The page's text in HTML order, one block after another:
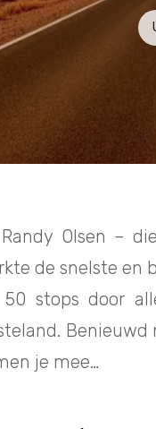
Randy Olsen –
de snelste en
stops door
je mee…